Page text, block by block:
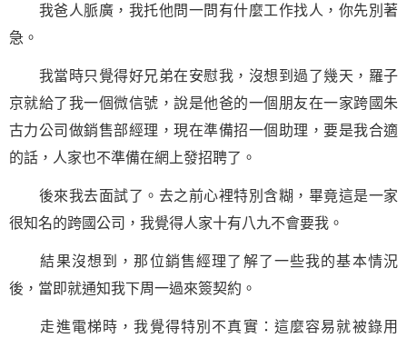
我爸人脈廣，我托他問一問有什麼工作找人，你先別著
急。
我當時只覺得好兄弟在安慰我，沒想到過了幾天，羅子
京就給了我一個微信號，說是他爸的一個朋友在一家跨國朱
古力公司做銷售部經理，現在準備招一個助理，要是我合適
的話，人家也不準備在網上發招聘了。
後來我去面試了。去之前心裡特別含糊，畢竟這是一家
很知名的跨國公司，我覺得人家十有八九不會要我。
結果沒想到，那位銷售經理了解了一些我的基本情況
後，當即就通知我下周一過來簽契約。
走進電梯時，我覺得特別不真實：這麼容易就被錄用